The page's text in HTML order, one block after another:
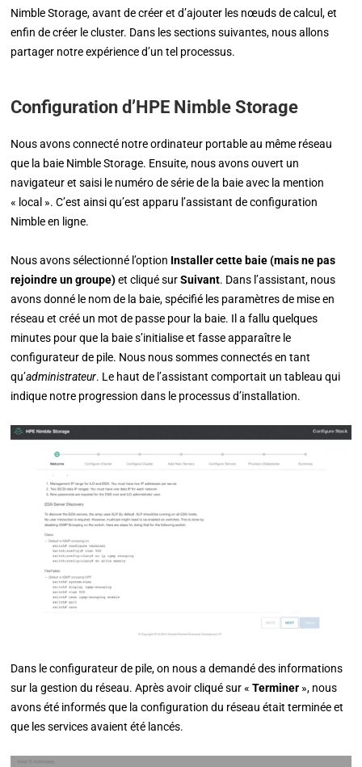
Nimble Storage, avant de créer et d’ajouter les nœuds de calcul, et
enfin de créer le cluster. Dans les sections suivantes, nous allons
partager notre expérience d’un tel processus.
Configuration d’HPE Nimble Storage
Nous avons connecté notre ordinateur portable au même réseau
que la baie Nimble Storage. Ensuite, nous avons ouvert un
navigateur et saisi le numéro de série de la baie avec la mention
« local ». C’est ainsi qu’est apparu l’assistant de configuration
Nimble en ligne.
Nous avons sélectionné l’option Installer cette baie (mais ne pas
rejoindre un groupe)et cliqué surSuivant. Dans l’assistant, nous
avons donné le nom de la baie, spécifié les paramètres de mise en
réseau et créé un mot de passe pour la baie. Il a fallu quelques
minutes pour que la baie s’initialise et fasse apparaître le
configurateur de pile. Nous nous sommes connectés en tant
qu’administrateur. Le haut de l’assistant comportait un tableau qui
indique notre progression dans le processus d’installation.
Dans le configurateur de pile, on nous a demandé des informations
sur la gestion du réseau. Après avoir cliqué sur «Terminer », nous
avons été informés que la configuration du réseau était terminée et
que les services avaient été lancés.